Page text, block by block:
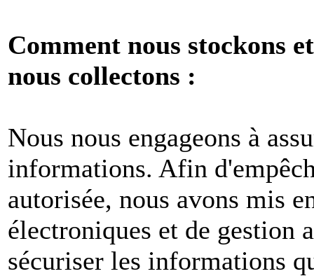
Comment nous stockons
nous collectons :
Nous nous engageons à
informations. Afin
autorisée, nous avons mis
électroniques et de gestion
sécuriser les informations